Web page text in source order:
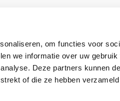
om functies voor
we informatie over uw gebruik
Deze partners kunnen
of die ze hebben